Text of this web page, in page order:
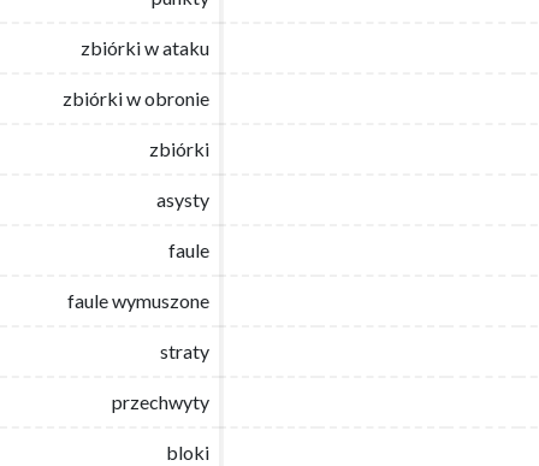
zbiórki w ataku
zbiórki w obronie
zbiórki
asysty
faule
faule wymuszone
straty
przechwyty
bloki
zbiórki w ataku
zbiórki w obronie
zbiórki
asysty
faule
faule wymuszone
straty
przechwyty
bloki